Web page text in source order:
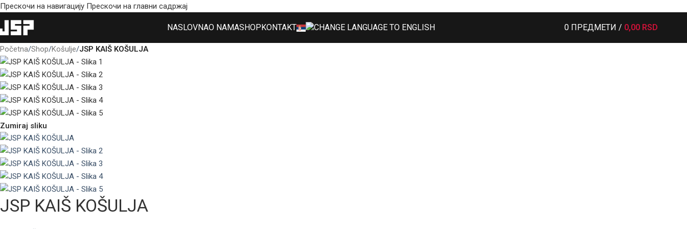
Прескочи на навигацију Прескочи на главни садржај
NASLOVNAO NAMASHOPKONTAKT 0 ПРЕДМЕТИ / 0,00 RSD
Početna/Shop/Košulje/JSP KAIŠ KOŠULJA
Zumiraj sliku
JSP KAIŠ KOŠULJA